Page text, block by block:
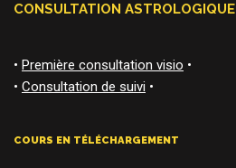
CONSULTATION ASTROLOGIQUE
• Première consultation visio •
• Consultation de suivi •
COURS EN TÉLÉCHARGEMENT